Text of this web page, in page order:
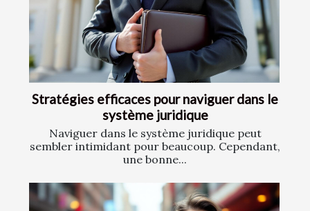
Stratégies efficaces pour naviguer dans le
système juridique
Naviguer dans le système juridique peut
sembler intimidant pour beaucoup. Cependant,
une bonne...